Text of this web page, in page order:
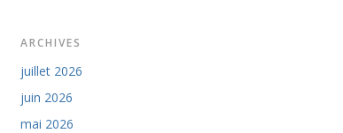
ARCHIVES
juillet 2026
juin 2026
mai 2026